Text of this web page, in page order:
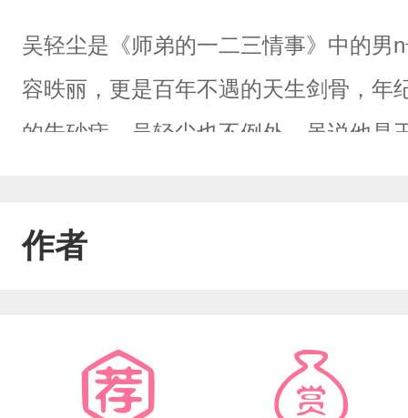
吴轻尘是《师弟的一二三情事》中的男
容昳丽，更是百年不遇的天生剑骨，年
的朱砂痣。吴轻尘也不例外，虽说他是
去。吴轻尘不幸穿越到这个跟他同名
仙！”众人:“不，你不想。”万人迷而不
作者